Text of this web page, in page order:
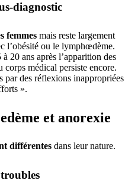
diagnostic
femmes mais reste largement
l’obésité ou le lymphœdème.
20 ans après l’apparition des
corps médical persiste encore.
par des réflexions inappropriées
».
et anorexie
différentes dans leur nature.